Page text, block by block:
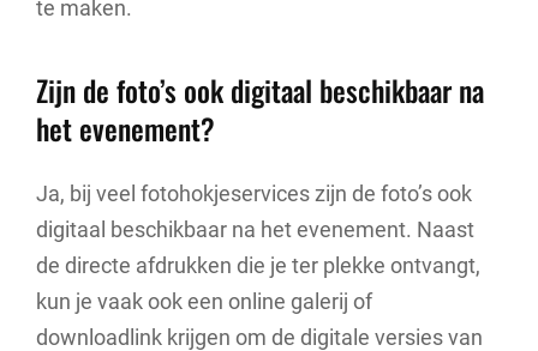
te maken.
Zijn de foto’s ook digitaal beschikbaar na
het evenement?
Ja, bij veel fotohokjeservices zijn de foto’s ook
digitaal beschikbaar na het evenement. Naast
de directe afdrukken die je ter plekke ontvangt,
kun je vaak ook een online galerij of
downloadlink krijgen om de digitale versies van